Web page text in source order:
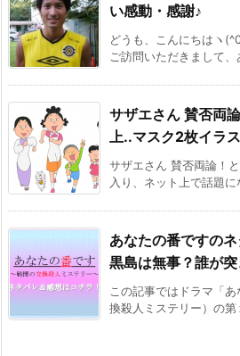
い感動・感謝♪
どうも、こんにちはヽ
ご訪問いただきまして
サザエさん 賛否両
上..マスク2枚イラ
サザエさん 賛否両論！
入り、ネット上で話題
あなたの番ですの
黒島は無事？誰が
この記事ではドラマ「
換殺人ミステリー）の